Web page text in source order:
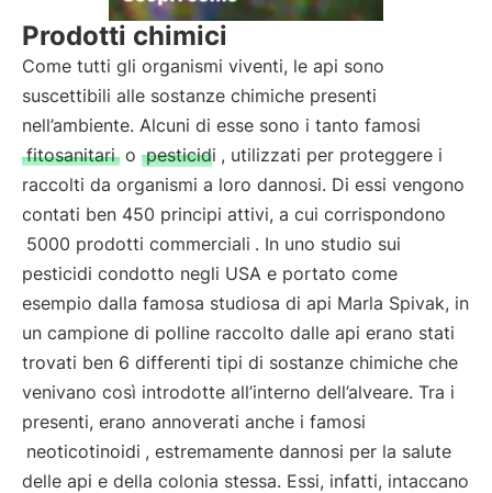
Prodotti chimici
Come tutti gli organismi viventi, le api sono
suscettibili alle sostanze chimiche presenti
nell’ambiente. Alcuni di esse sono i tanto famosi
fitosanitari o pesticidi , utilizzati per proteggere i
raccolti da organismi a loro dannosi. Di essi vengono
contati ben 450 principi attivi, a cui corrispondono
5000 prodotti commerciali . In uno studio sui
pesticidi condotto negli USA e portato come
esempio dalla famosa studiosa di api Marla Spivak, in
un campione di polline raccolto dalle api erano stati
trovati ben 6 differenti tipi di sostanze chimiche che
venivano così introdotte all’interno dell’alveare. Tra i
presenti, erano annoverati anche i famosi
neoticotinoidi , estremamente dannosi per la salute
delle api e della colonia stessa. Essi, infatti, intaccano